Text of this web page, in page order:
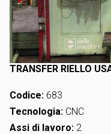
TRANSFER RIELLO
Codice: 683
Tecnologia: CNC
Assi di lavoro: 2